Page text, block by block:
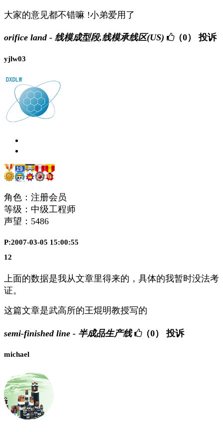
大家的意见都不错嘛 !小弟爱用了
orifice land - 线模成型段,线模承线区(US) （0） 投诉
yjlw03
角色：注册会员
等级：中级工程师
声望： 5486
P:2007-03-05 15:00:55
12
上面的数据是我从文章里得来的，具体的我暂时没法考
证。
这篇文章是武高所的王焜明教授写的
semi-finished line - 半成品生产线 （0） 投诉
michael